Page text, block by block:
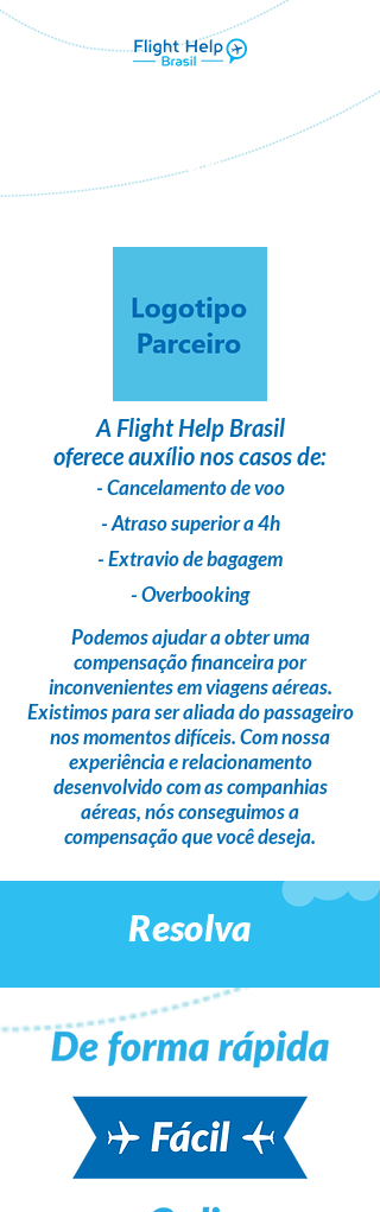
em parceria com
A Flight Help Brasil
oferece auxílio nos casos de:
- Cancelamento de voo
- Atraso superior a 4h
- Extravio de bagagem
- Overbooking
Podemos ajudar a obter uma
compensação financeirapor
inconvenientes em viagens aéreas.
Existimos para seraliada do passageiro
nos momentos difíceis. Com nossa
experiência e relacionamento
desenvolvido com as companhias
aéreas,nós conseguimos a
compensação que você deseja.
Resolva